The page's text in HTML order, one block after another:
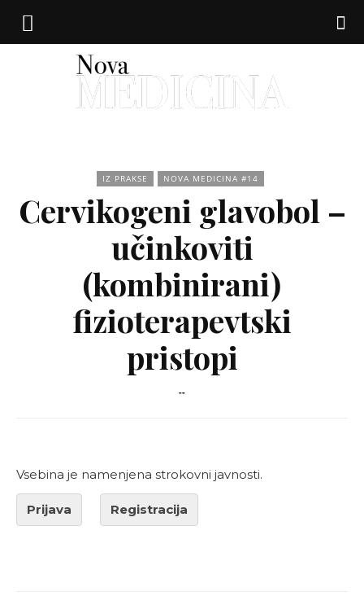
medicina
IZ PRAKSE NOVA MEDICINA #14
Cervikogeni glavobol –
učinkoviti
(kombinirani)
fizioterapevtski
pristopi
--
Vsebina je namenjena strokovni javnosti.
Prijava Registracija